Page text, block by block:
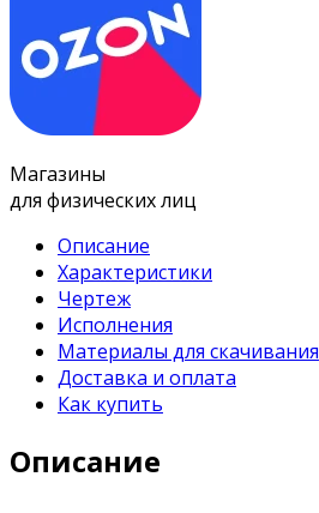
Магазины
для физических лиц
Описание
Характеристики
Чертеж
Исполнения
Материалы для скачивания
Доставка и оплата
Как купить
Описание